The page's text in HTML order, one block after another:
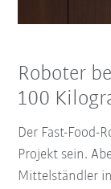
Roboter
100
Der Fast-Food-
Projekt sein.
Mittelständler